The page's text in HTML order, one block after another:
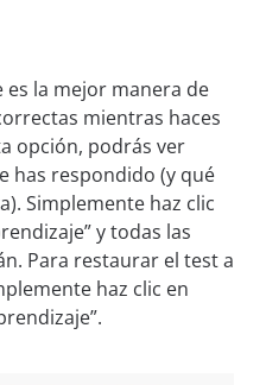
es la mejor manera de
mientras haces
opción, podrás ver
has respondido (y qué
Simplemente haz clic
y todas las
Para restaurar el test a
haz clic en